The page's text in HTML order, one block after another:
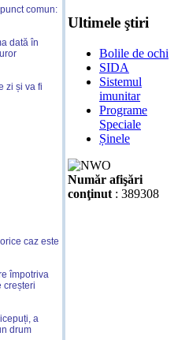
comun:
dată în
zi și va fi
caz este
împotriva
creșteri
a
drum
Ultimele ştiri
Bolile de ochi
SIDA
Sistemul
imunitar
Programe
Speciale
Șinele
Număr afişări
conţinut : 389308